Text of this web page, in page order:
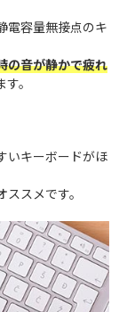
電容量無接点のキ
の音が静かで疲れ
。
いキーボードがほ
スメです。